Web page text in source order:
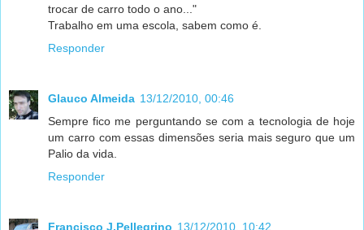
trocar de carro todo o ano..."
Trabalho em uma escola, sabem como é.
Responder
Glauco Almeida 13/12/2010, 00:46
Sempre fico me perguntando se com a tecnologia de hoje
um carro com essas dimensões seria mais seguro que um
Palio da vida.
Responder
Francisco J.Pellegrino 13/12/2010, 10:42